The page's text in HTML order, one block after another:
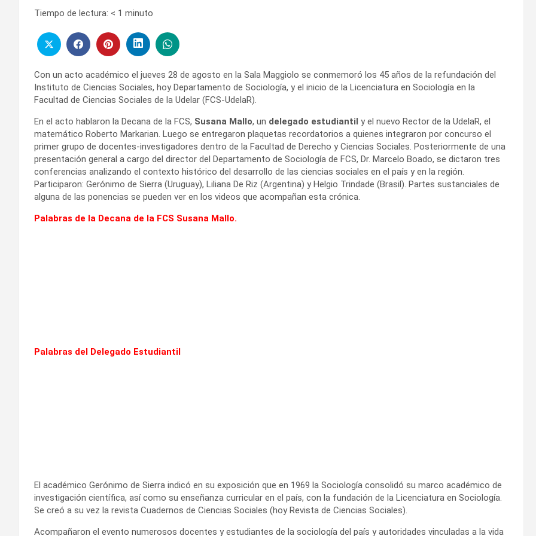
Tiempo de lectura: < 1 minuto
Con un acto académico el jueves 28 de agosto en la Sala Maggiolo se conmemoró los 45 años de la refundación del
Instituto de Ciencias Sociales, hoy Departamento de Sociología, y el inicio de la Licenciatura en Sociología en la
Facultad de Ciencias Sociales de la Udelar (FCS-UdelaR).
En el acto hablaron la Decana de la FCS, Susana Mallo, un delegado estudiantil y el nuevo Rector de la UdelaR, el
matemático Roberto Markarian. Luego se entregaron plaquetas recordatorios a quienes integraron por concurso el
primer grupo de docentes-investigadores dentro de la Facultad de Derecho y Ciencias Sociales. Posteriormente de una
presentación general a cargo del director del Departamento de Sociología de FCS, Dr. Marcelo Boado, se dictaron tres
conferencias analizando el contexto histórico del desarrollo de las ciencias sociales en el país y en la región.
Participaron: Gerónimo de Sierra (Uruguay), Liliana De Riz (Argentina) y Helgio Trindade (Brasil). Partes sustanciales de
alguna de las ponencias se pueden ver en los videos que acompañan esta crónica.
Palabras de la Decana de la FCS Susana Mallo.
Palabras del Delegado Estudiantil
El académico Gerónimo de Sierra indicó en su exposición que en 1969 la Sociología consolidó su marco académico de
investigación científica, así como su enseñanza curricular en el país, con la fundación de la Licenciatura en Sociología.
Se creó a su vez la revista Cuadernos de Ciencias Sociales (hoy Revista de Ciencias Sociales).
Acompañaron el evento numerosos docentes y estudiantes de la sociología del país y autoridades vinculadas a la vida